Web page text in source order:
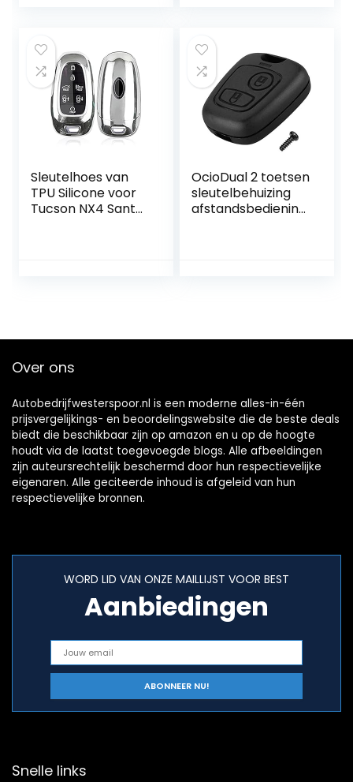
Sleutelhoes van
TPU Silicone voor
Tucson NX4 Santa
OcioDual 2 toetsen
sleutelbehuizing
afstandsbediening
Over ons
Autobedrijfwesterspoor.nl is een moderne alles-in-één
prijsvergelijkings- en beoordelingswebsite die de beste deals
biedt die beschikbaar zijn op amazon en u op de hoogte
houdt via de laatst toegevoegde blogs. Alle afbeeldingen
zijn auteursrechtelijk beschermd door hun respectievelijke
eigenaren. Alle geciteerde inhoud is afgeleid van hun
respectievelijke bronnen.
WORD LID VAN ONZE MAILLIJST VOOR BEST
Aanbiedingen
Snelle links